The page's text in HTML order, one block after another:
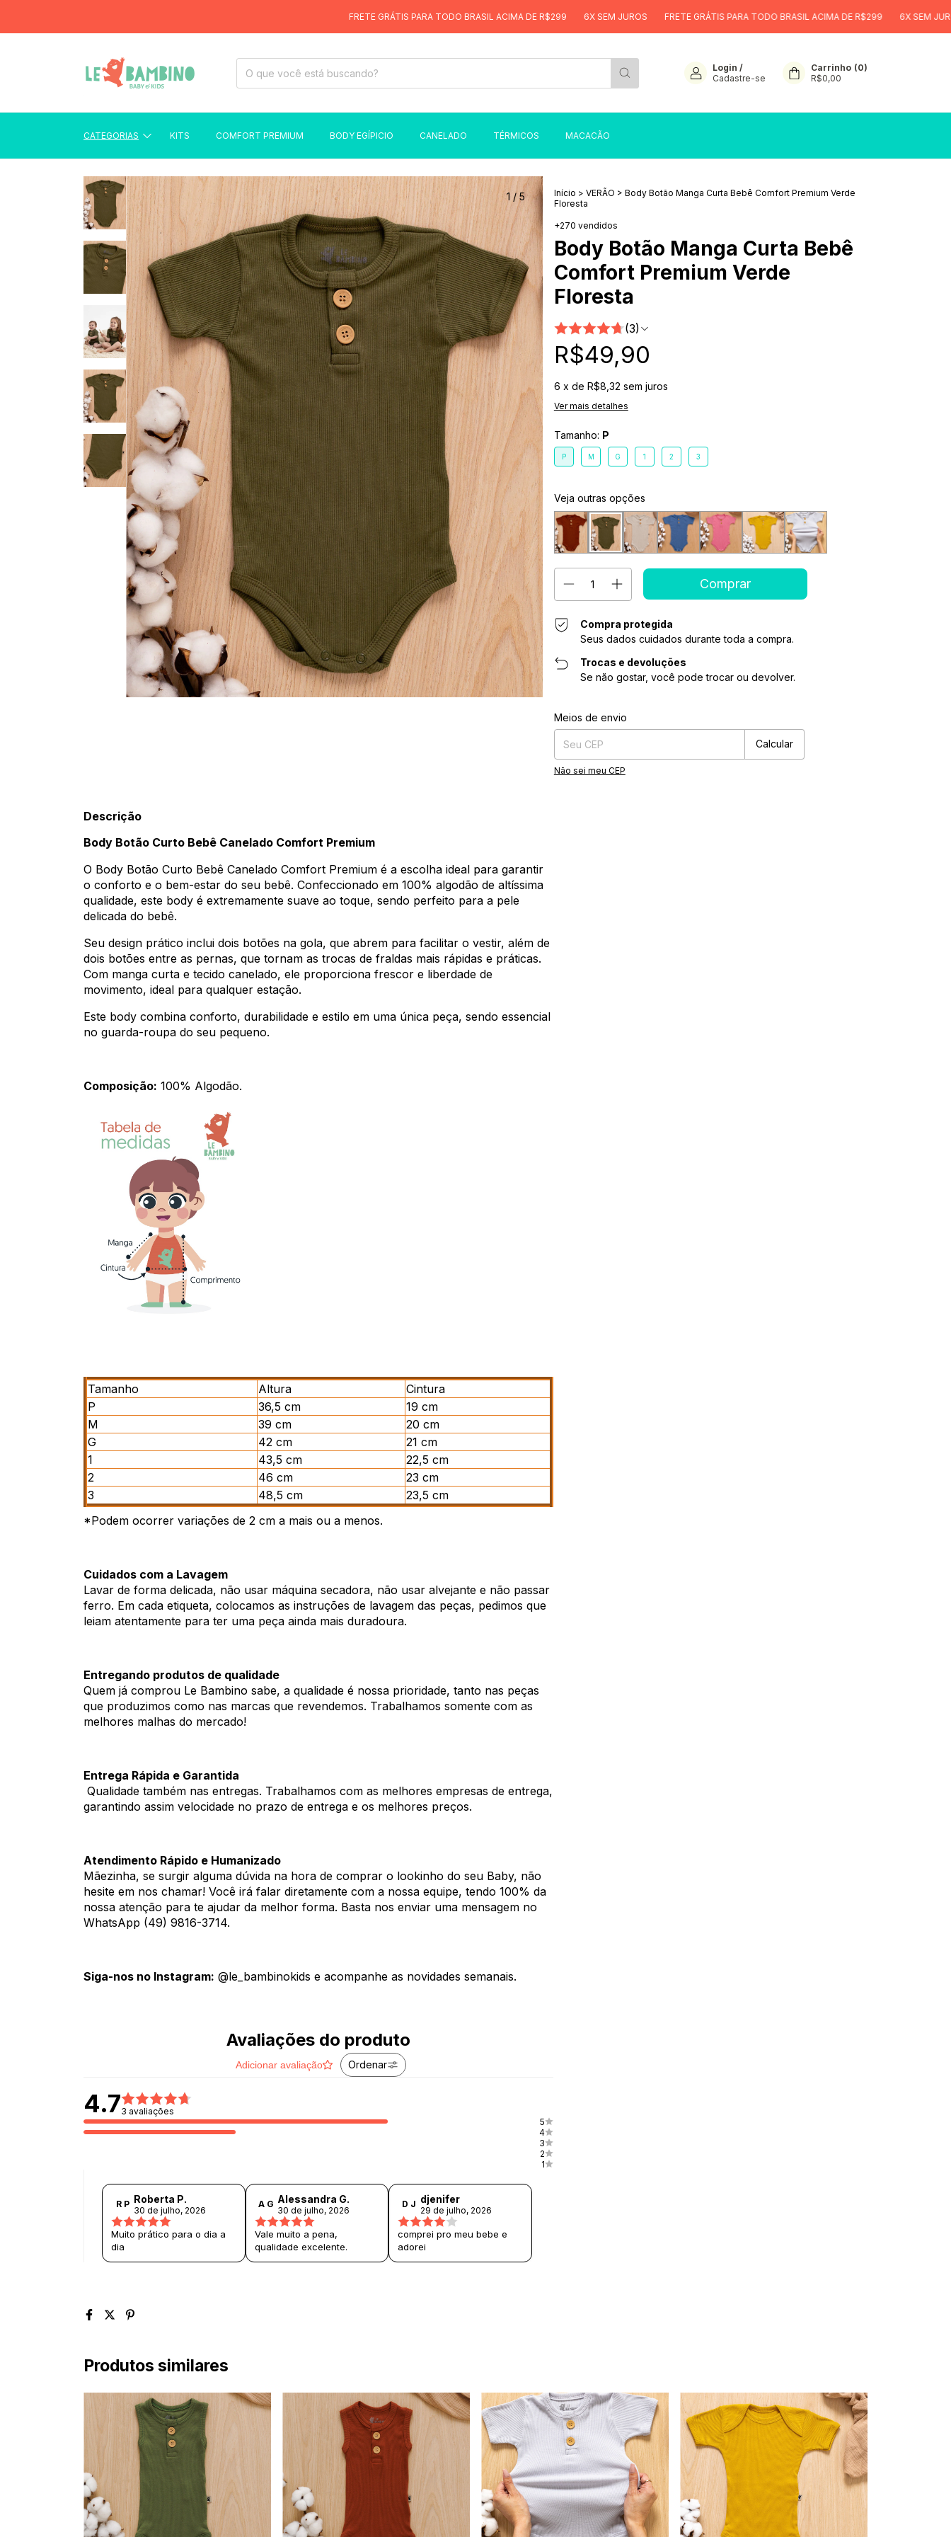
FRETE GRÁTIS PARA TODO BRASIL ACIMA DE R$299 6X SEM JUROS FRETE GRÁTIS PARA TODO BRASIL ACIMA DE R$299 6X SEM JUROS
Login /
Cadastre-se
Carrinho (0)
R$0,00
CATEGORIAS KITS COMFORT PREMIUM BODY EGÍPICIO CANELADO TÉRMICOS MACACÃO
1 /5 Início > VERÃO > Body Botão Manga Curta Bebê Comfort Premium Verde
Floresta
+270 vendidos
Body Botão Manga Curta Bebê
Comfort Premium Verde
Floresta
(3)
R$49,90
6 x de R$8,32 sem juros
Ver mais detalhes
Tamanho: P
P M G 1 2 3
Veja outras opções
Compra protegida
Seus dados cuidados durante toda a compra.
Trocas e devoluções
Se não gostar, você pode trocar ou devolver.
Entregas para o CEP:
Meios de envio
Calcular
Não sei meu CEP
Descrição
Body Botão Curto Bebê Canelado Comfort Premium
O Body Botão Curto Bebê Canelado Comfort Premium é a escolha ideal para garantir
o conforto e o bem-estar do seu bebê. Confeccionado em 100% algodão de altíssima
qualidade, este body é extremamente suave ao toque, sendo perfeito para a pele
delicada do bebê.
Seu design prático inclui dois botões na gola, que abrem para facilitar o vestir, além de
dois botões entre as pernas, que tornam as trocas de fraldas mais rápidas e práticas.
Com manga curta e tecido canelado, ele proporciona frescor e liberdade de
movimento, ideal para qualquer estação.
Este body combina conforto, durabilidade e estilo em uma única peça, sendo essencial
no guarda-roupa do seu pequeno.
Composição: 100% Algodão.
Tamanho Altura
Cintura
P
36,5 cm
19 cm
M
39 cm
20 cm
G
42 cm
21 cm
1
43,5 cm
22,5 cm
2
46 cm
23 cm
3
48,5 cm
23,5 cm
*Podem ocorrer variações de 2 cm a mais ou a menos.
Cuidados com a Lavagem
Lavar de forma delicada, não usar máquina secadora, não usar alvejante e não passar
ferro. Em cada etiqueta, colocamos as instruções de lavagem das peças, pedimos que
leiam atentamente para ter uma peça ainda mais duradoura.
Entregando produtos de qualidade
Quem já comprou Le Bambino sabe, a qualidade é nossa prioridade, tanto nas peças
que produzimos como nas marcas que revendemos. Trabalhamos somente com as
melhores malhas do mercado!
Entrega Rápida e Garantida
Qualidade também nas entregas. Trabalhamos com as melhores empresas de entrega,
garantindo assim velocidade no prazo de entrega e os melhores preços.
Atendimento Rápido e Humanizado
Mãezinha, se surgir alguma dúvida na hora de comprar o lookinho do seu Baby, não
hesite em nos chamar! Você irá falar diretamente com a nossa equipe, tendo 100% da
nossa atenção para te ajudar da melhor forma. Basta nos enviar uma mensagem no
WhatsApp (49) 9816-3714.
Siga-nos no Instagram: @le_bambinokids e acompanhe as novidades semanais.
Avaliações do produto
Adicionar avaliação Ordenar
4.73 avaliações
5
4
3
2
1
R P Roberta P.
30 de julho, 2026
Muito prático para o dia a
dia
A G Alessandra G.
30 de julho, 2026
Vale muito a pena,
qualidade excelente.
D J djenifer
29 de julho, 2026
comprei pro meu bebe e
adorei
Produtos similares